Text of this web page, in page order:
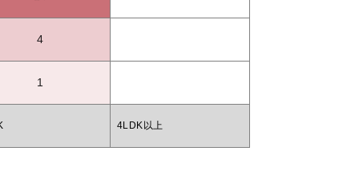
4
1
4LDK以上